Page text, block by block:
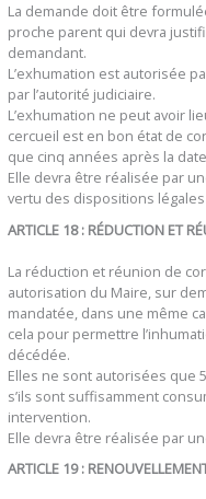
La demande doit être
proche parent qui devra
demandant.
L’exhumation est autorisée
par l’autorité judiciaire.
L’exhumation ne peut avoir
cercueil est en bon état de
que cinq années après la
Elle devra être réalisée par
vertu des dispositions
ARTICLE 18 : RÉDUCTION ET
La réduction et réunion de
autorisation du Maire, sur
mandatée, dans une même
cela pour permettre
décédée.
Elles ne sont autorisées que
s’ils sont suffisamment
intervention.
Elle devra être réalisée par
ARTICLE 19 :